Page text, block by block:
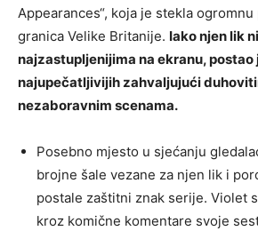
Appearances“, koja je stekla
granica Velike Britanije. Iako njen lik
najzastupljenijima na ekranu, postao
najupečatljivijih zahvaljujući
nezaboravnim scenama.
Posebno mjesto u sjećanju
brojne šale vezane za njen lik i
postale zaštitni znak serije. Violet
kroz komične komentare svoje